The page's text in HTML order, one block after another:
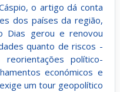
o artigo dá conta
dos países da região,
Dias gerou e renovou
quanto de riscos -
político-
económicos e
um tour geopolítico